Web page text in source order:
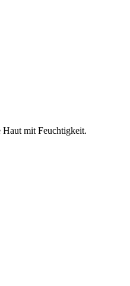
Haut mit Feuchtigkeit.